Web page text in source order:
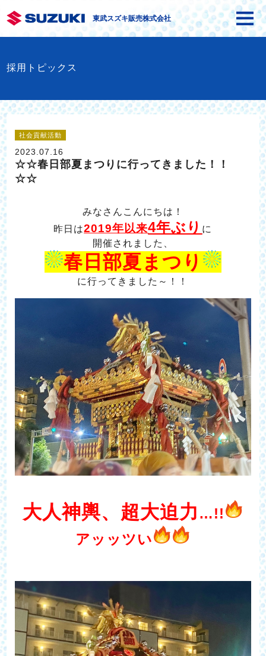
東武スズキ販売株式会社
採用トピックス
社会貢献活動
2023.07.16
☆☆春日部夏まつりに行ってきました！！
☆☆
みなさんこんにちは！
昨日は2019年以来4年ぶり に
開催されました、
春日部夏まつり
に行ってきました～！！
大人神輿、超大迫力 …!!
アッッツい